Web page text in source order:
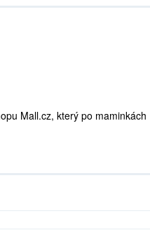
Mall.cz, který po maminkách